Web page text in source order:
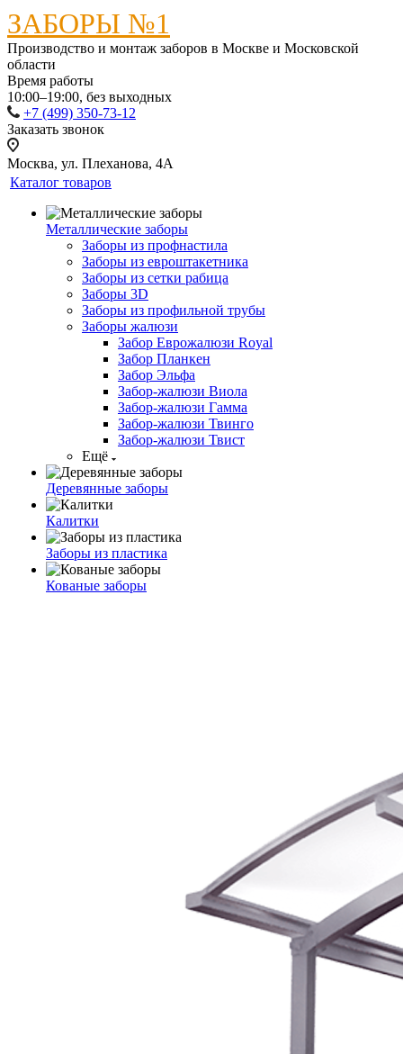
ЗАБОРЫ №1
Производство и монтаж заборов в Москве и Московской
области
Время работы
10:00–19:00, без выходных
+7 (499) 350-73-12
Заказать звонок
Москва, ул. Плеханова, 4А
Каталог товаров
Металлические заборы
Заборы из профнастила
Заборы из евроштакетника
Заборы из сетки рабица
Заборы 3D
Заборы из профильной трубы
Заборы жалюзи
Забор Еврожалюзи Royal
Забор Планкен
Забор Эльфа
Забор-жалюзи Виола
Забор-жалюзи Гамма
Забор-жалюзи Твинго
Забор-жалюзи Твист
Ещё
Деревянные заборы
Калитки
Заборы из пластика
Кованые заборы